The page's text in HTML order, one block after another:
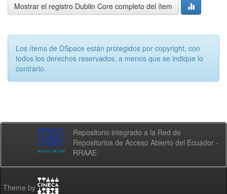
Mostrar el registro Dublin Core completo del ítem
Los ítems de DSpace están protegidos por copyright, con
todos los derechos reservados, a menos que se indique lo
contrario.
Repositorio integrado a la Red de
Repositorios de Acceso Abierto del Ecuador -
RRAAE
Theme by